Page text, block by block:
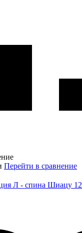
Перейти в сравнение
Л - спина Шиацу 12